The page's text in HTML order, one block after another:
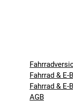
Fahrrad & E-
Fahrrad & E-
AGB